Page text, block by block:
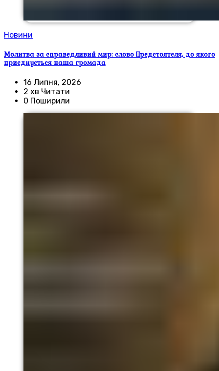
Новини
Молитва за справедливий мир: слово Предстоятеля, до якого
приєднується наша громада
16 Липня, 2026
2 хв Читати
0 Поширили